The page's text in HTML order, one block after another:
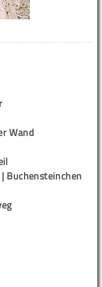
Wand
Buchensteinchen